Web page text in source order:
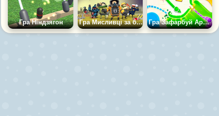
Гра Ніндзягон Гра Мисливці за бомбами Гра Зафарбуй Арену